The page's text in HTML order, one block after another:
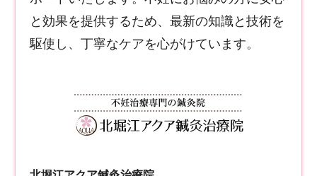
と効果を提供するため、最新の知識と技術を
駆使し、丁寧なケアを心がけています。